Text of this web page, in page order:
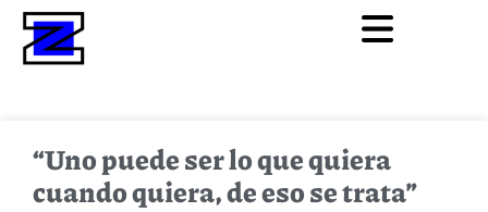
“Uno puede ser lo que quiera
cuando quiera, de eso se trata”